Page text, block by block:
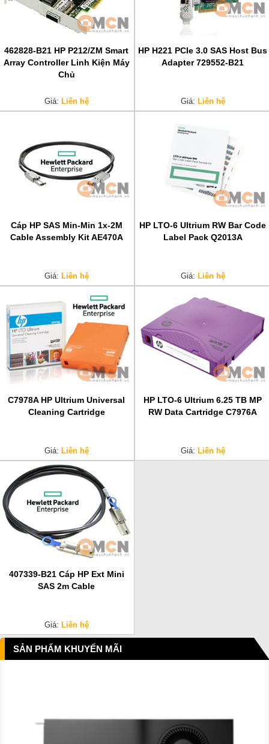
462828-B21 HP P212/ZM Smart
Array Controller Linh Kiện Máy
Chủ
Giá: Liên hệ
HP H221 PCIe 3.0 SAS Host Bus
Adapter 729552-B21
Giá: Liên hệ
Cáp HP SAS Min-Min 1x-2M
Cable Assembly Kit AE470A
Giá: Liên hệ
HP LTO-6 Ultrium RW Bar Code
Label Pack Q2013A
Giá: Liên hệ
C7978A HP Ultrium Universal
Cleaning Cartridge
Giá: Liên hệ
HP LTO-6 Ultrium 6.25 TB MP
RW Data Cartridge C7976A
Giá: Liên hệ
407339-B21 Cáp HP Ext Mini
SAS 2m Cable
Giá: Liên hệ
SẢN PHẨM KHUYẾN MÃI